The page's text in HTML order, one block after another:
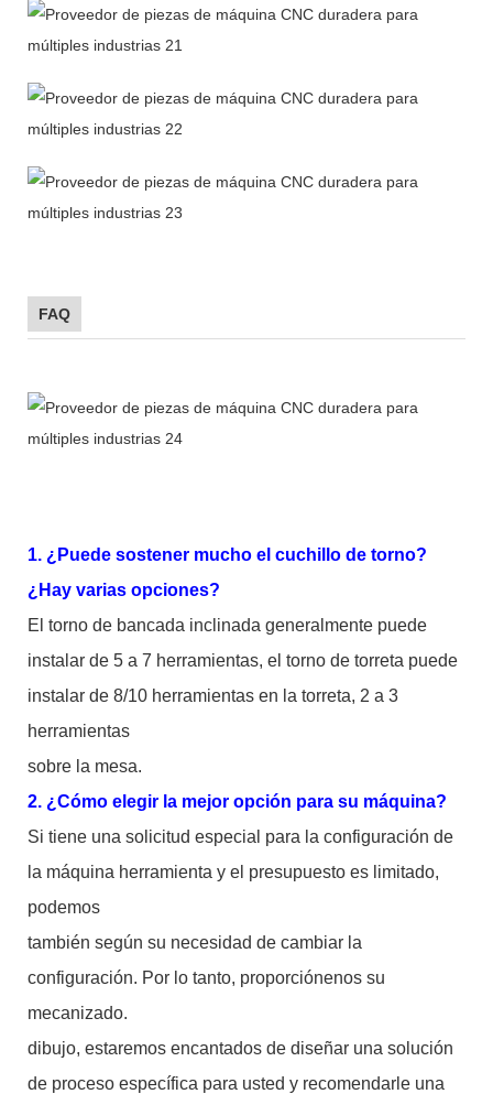
FAQ
1. ¿Puede sostener mucho el cuchillo de torno?
¿Hay varias opciones?
El torno de bancada inclinada generalmente puede
instalar de 5 a 7 herramientas, el torno de torreta puede
instalar de 8/10 herramientas en la torreta, 2 a 3
herramientas
sobre la mesa.
2. ¿Cómo elegir la mejor opción para su máquina?
Si tiene una solicitud especial para la configuración de
la máquina herramienta y el presupuesto es limitado,
podemos
también según su necesidad de cambiar la
configuración. Por lo tanto, proporciónenos su
mecanizado.
dibujo, estaremos encantados de diseñar una solución
de proceso específica para usted y recomendarle una